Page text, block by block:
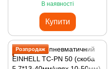
В наявності
Купити
Розпродаж